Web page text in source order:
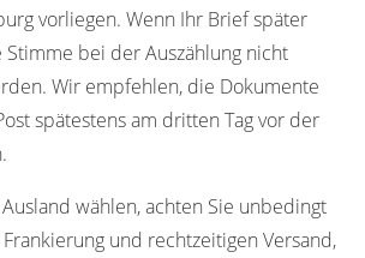
vorliegen. Wenn Ihr Brief später
Stimme bei der Auszählung nicht
Wir empfehlen, die Dokumente
spätestens am dritten Tag vor der
wählen, achten Sie unbedingt
und rechtzeitigen Versand,